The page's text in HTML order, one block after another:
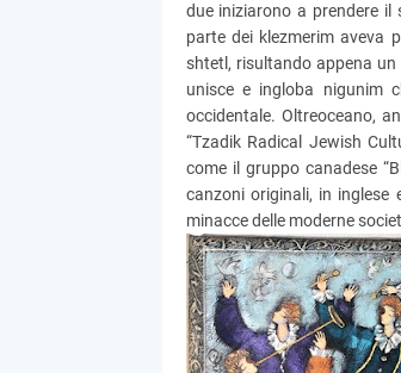
due iniziarono a prendere
parte dei klezmerim aveva
shtetl, risultando appena
unisce e ingloba nigunim
occidentale. Oltreoceano,
“Tzadik Radical Jewish
come il gruppo canadese
canzoni originali, in inglese
minacce delle moderne